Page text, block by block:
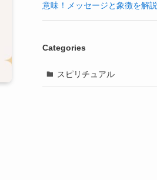
意味！メッセージと象徴を解説
Categories
スピリチュアル